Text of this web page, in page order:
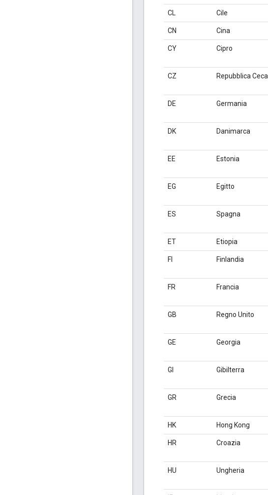
CL Cile
CN Cina
CY Cipro
CZ Repubblica Ceca
DE Germania
DK Danimarca
EE Estonia
EG Egitto
ES Spagna
ET Etiopia
FI Finlandia
FR Francia
GB Regno Unito
GE Georgia
GI Gibilterra
GR Grecia
HK Hong Kong
HR Croazia
HU Ungheria